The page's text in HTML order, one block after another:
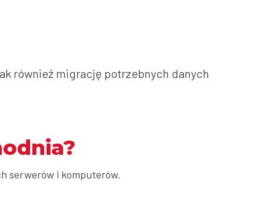
również migrację potrzebnych danych
serwerów i komputerów.